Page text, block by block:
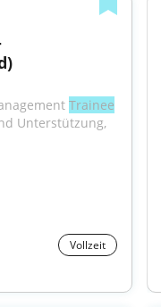
Trainee
Unterstützung,
Vollzeit